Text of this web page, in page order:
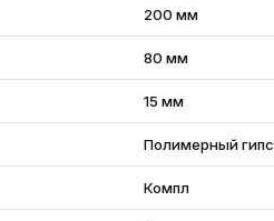
200 мм
80 мм
15 мм
Полимерный гипс
Компл